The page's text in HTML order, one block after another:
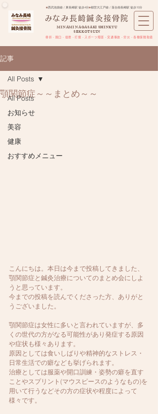
​みなみ長崎鍼灸接骨院
MINAMI NAGASAKI SHINKYU
SEKKOTSUIN
■西武池袋線 / 東長崎駅 徒歩4分■都営大江戸線 / 落合南長崎駅 徒歩10分
骨折・脱臼・捻挫・打撲・スポーツ障害​・交通事故・労災・各種保険取扱
記事
All Posts
お知らせ
美容
健康
おすすめメニュー
All Posts
顎関節症～～まとめ～～
こんにちは。本日は今まで投稿してきました、
顎関節症と鍼灸治療についてのまとめ会にしよ
うと思っています。
今までの投稿を読んでくださった方、ありがと
うございました。
顎関節症は女性に多いと言われていますが、多
くの世代の方がなる可能性があり発症する原因
や症状も様々あります。
原因としては食いしばりや精神的なストレス・
日常生活での癖なども挙げられます。
治療としては服薬や開口訓練・姿勢の癖を直す
ことやスプリント(マウスピースのようなもの)を
用いて行うなどその方の症状や程度によって
様々です。